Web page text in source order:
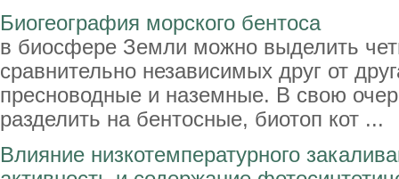
Биогеография морского бентоса
в биосфере Земли можно выделить
сравнительно независимых друг от
пресноводные и наземные. В свою
разделить на бентосные, биотоп кот ...
Влияние низкотемпературного